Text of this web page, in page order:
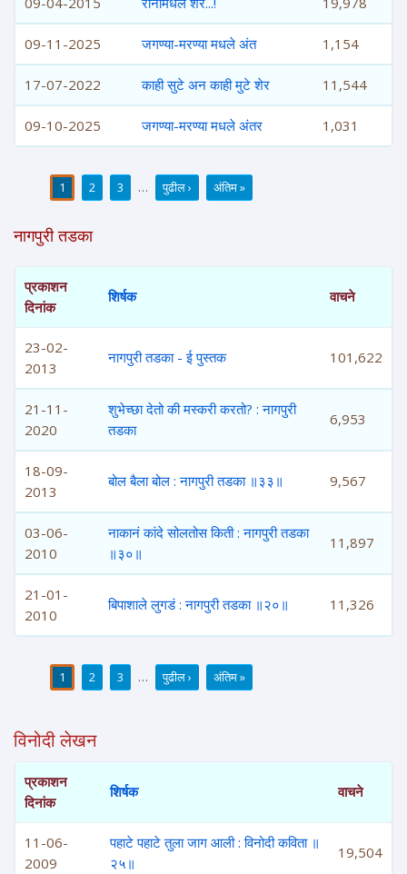
09-11-2025 जगण्या-मरण्या मधले अंत 1,154
17-07-2022 काही सुटे अन काही मुटे शेर 11,544
09-10-2025 जगण्या-मरण्या मधले अंतर 1,031
1 2 3 … पुढील › अंतिम »
नागपुरी तडका
प्रकाशन
दिनांक
शिर्षक वाचने
23-02-
2013
नागपुरी तडका - ई पुस्तक 101,622
21-11-
2020
शुभेच्छा देतो की मस्करी करतो? : नागपुरी
तडका
6,953
18-09-
2013
बोल बैला बोल : नागपुरी तडका ॥३३॥ 9,567
03-06-
2010
नाकानं कांदे सोलतोस किती : नागपुरी तडका
॥३०॥
11,897
21-01-
2010
बिपाशाले लुगडं : नागपुरी तडका ॥२०॥ 11,326
1 2 3 … पुढील › अंतिम »
विनोदी लेखन
प्रकाशन
दिनांक
शिर्षक वाचने
11-06-
2009
पहाटे पहाटे तुला जाग आली : विनोदी कविता ॥
२५॥
19,504